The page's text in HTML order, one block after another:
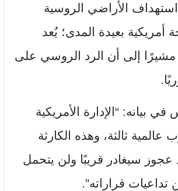
استهداف الأراضي الروسية
أمريكية بعيدة المدى؛ يُعد
مشيرًا إلى أن الرد الروسي على
بيانه: “الإدارة الأمريكية
ثالثة، وهذه الكارثة
سيغادر قريبًا ولن يتحمل
قراراته”.